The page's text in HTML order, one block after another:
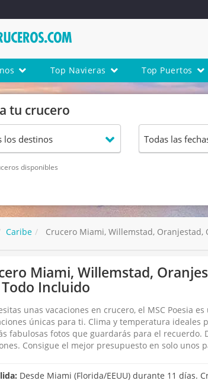
Top Navieras Top Puertos
tu crucero
disponibles
Caribe Crucero Miami, Willemstad, Oranjestad,
Miami, Willemstad,
Incluido
unas vacaciones en crucero, el MSC Poesia
únicas para ti. Clima y temperatura ideales
fabulosas fotos que guardarás para el recuerdo.
Consigue el mejor presupuesto en solo unos
Desde Miami (Florida/EEUU) durante 11 días.